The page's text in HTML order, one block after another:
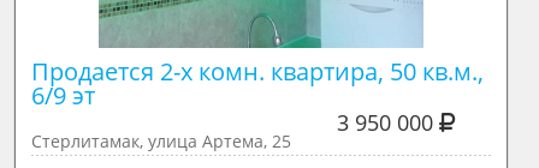
Продается 2-х комн. квартира, 50 кв.м.,
6/9 эт
3 950 000
Стерлитамак, улица Артема, 25